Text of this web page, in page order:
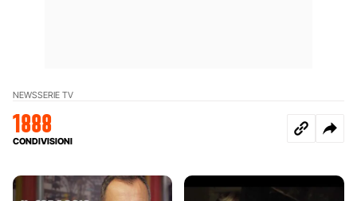
NEWSSERIE TV
1888
CONDIVISIONI